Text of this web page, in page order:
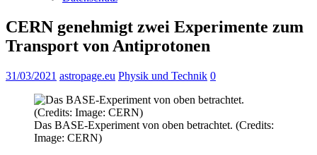
CERN genehmigt zwei Experimente zum
Transport von Antiprotonen
31/03/2021 astropage.eu Physik und Technik 0
Das BASE-Experiment von oben betrachtet. (Credits:
Image: CERN)